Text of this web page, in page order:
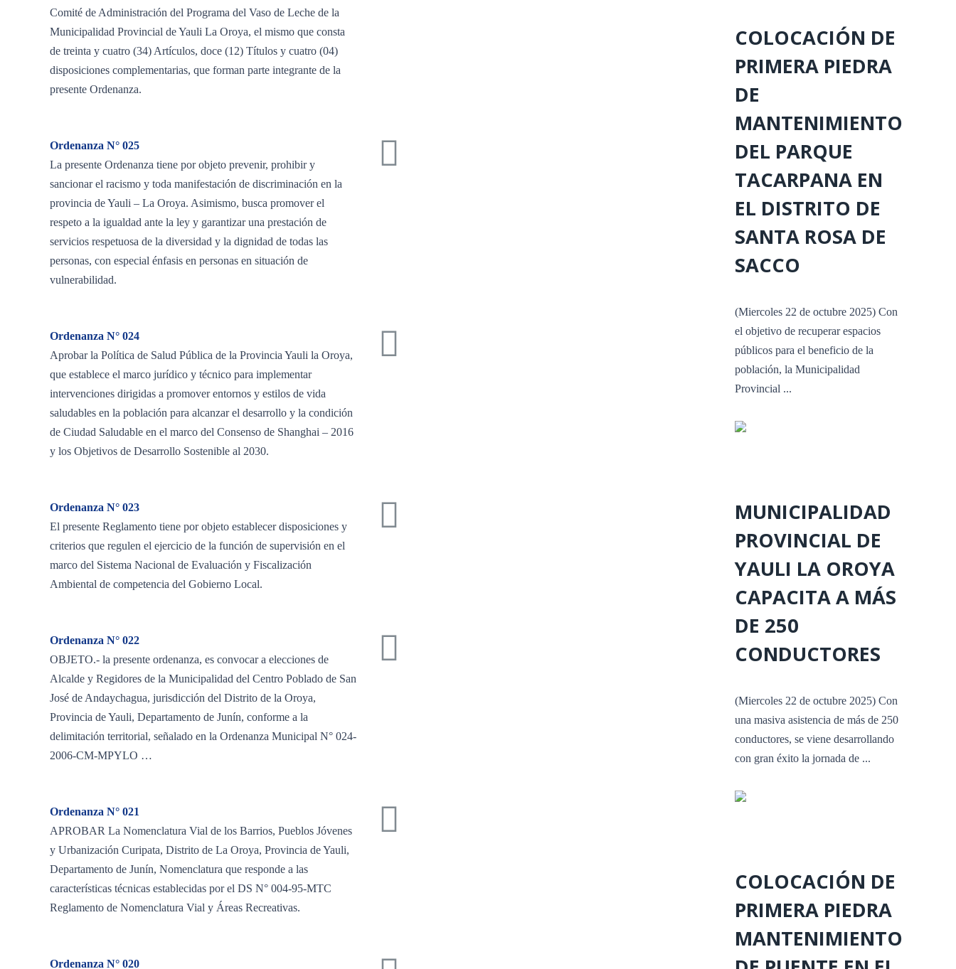
Comité de Administración del Programa del Vaso de Leche de la
Municipalidad Provincial de Yauli La Oroya, el mismo que consta
de treinta y cuatro (34) Artículos, doce (12) Títulos y cuatro (04)
disposiciones complementarias, que forman parte integrante de la
presente Ordenanza.
Ordenanza N° 025
La presente Ordenanza tiene por objeto prevenir, prohibir y
sancionar el racismo y toda manifestación de discriminación en la
provincia de Yauli – La Oroya. Asimismo, busca promover el
respeto a la igualdad ante la ley y garantizar una prestación de
servicios respetuosa de la diversidad y la dignidad de todas las
personas, con especial énfasis en personas en situación de
vulnerabilidad.
Ordenanza N° 024
Aprobar la Política de Salud Pública de la Provincia Yauli la Oroya,
que establece el marco jurídico y técnico para implementar
intervenciones dirigidas a promover entornos y estilos de vida
saludables en la población para alcanzar el desarrollo y la condición
de Ciudad Saludable en el marco del Consenso de Shanghai – 2016
y los Objetivos de Desarrollo Sostenible al 2030.
Ordenanza N° 023
El presente Reglamento tiene por objeto establecer disposiciones y
criterios que regulen el ejercicio de la función de supervisión en el
marco del Sistema Nacional de Evaluación y Fiscalización
Ambiental de competencia del Gobierno Local.
Ordenanza N° 022
OBJETO.- la presente ordenanza, es convocar a elecciones de
Alcalde y Regidores de la Municipalidad del Centro Poblado de San
José de Andaychagua, jurisdicción del Distrito de la Oroya,
Provincia de Yauli, Departamento de Junín, conforme a la
delimitación territorial, señalado en la Ordenanza Municipal N° 024-
2006-CM-MPYLO …
Ordenanza N° 021
APROBAR La Nomenclatura Vial de los Barrios, Pueblos Jóvenes
y Urbanización Curipata, Distrito de La Oroya, Provincia de Yauli,
Departamento de Junín, Nomenclatura que responde a las
características técnicas establecidas por el DS N° 004-95-MTC
Reglamento de Nomenclatura Vial y Áreas Recreativas.
Ordenanza N° 020
COLOCACIÓN DE
PRIMERA PIEDRA
DE
MANTENIMIENTO
DEL PARQUE
TACARPANA EN
EL DISTRITO DE
SANTA ROSA DE
SACCO
(Miercoles 22 de octubre 2025) Con
el objetivo de recuperar espacios
públicos para el beneficio de la
población, la Municipalidad
Provincial ...
MUNICIPALIDAD
PROVINCIAL DE
YAULI LA OROYA
CAPACITA A MÁS
DE 250
CONDUCTORES
(Miercoles 22 de octubre 2025) Con
una masiva asistencia de más de 250
conductores, se viene desarrollando
con gran éxito la jornada de ...
COLOCACIÓN DE
PRIMERA PIEDRA
MANTENIMIENTO